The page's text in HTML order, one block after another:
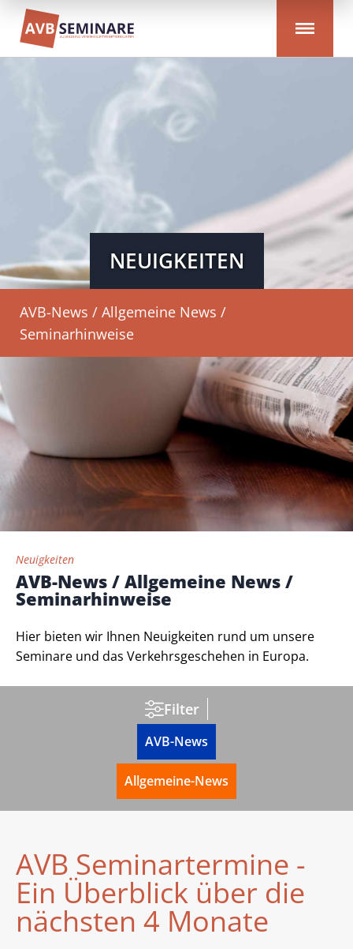
NEUIGKEITEN
AVB-News / Allgemeine News /
Seminarhinweise
Neuigkeiten
AVB-News / Allgemeine News /
Seminarhinweise
Hier bieten wir Ihnen Neuigkeiten rund um unsere
Seminare und das Verkehrsgeschehen in Europa.
Filter
AVB-News
Allgemeine-News
AVB Seminartermine -
Ein Überblick über die
nächsten 4 Monate